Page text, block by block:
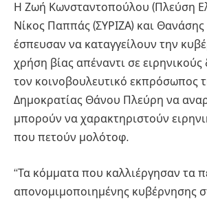
Η Ζωή Κωνσταντοπούλου (Πλεύση
Νίκος Παππάς (ΣΥΡΙΖΑ) και
έσπευσαν να καταγγείλουν την
χρήση βίας απέναντι σε ειρηνικούς
τον κοινοβουλευτικό εκπρόσωπος
Δημοκρατίας Θάνου Πλεύρη να
μπορούν να χαρακτηριστούν
που πετούν μολότοφ.
“Τα κόμματα που καλλιέργησαν τα
απονομιμοποιημένης κυβέρνησης